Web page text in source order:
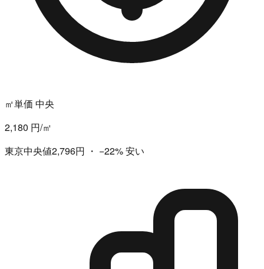
㎡単価 中央
2,180 円/㎡
東京中央値2,796円 ・ −22%安い